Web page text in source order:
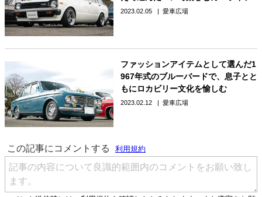
2023.02.05 愛車広場
ファッションアイテムとして選んだ1
967年式のブルーバードで、息子とと
もにロカビリー文化を愉しむ
2023.02.12 愛車広場